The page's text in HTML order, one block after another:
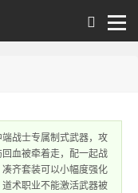
战士专属制式武器，攻
血被牵着走，配一起战
齐套装可以小幅度强化
术职业不能激活武器被